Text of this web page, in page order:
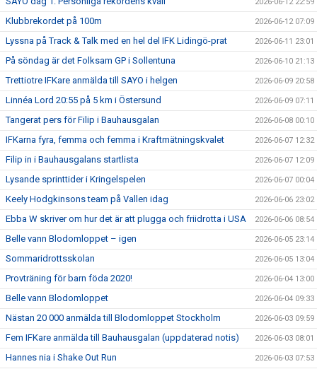
Klubbrekordet på 100m 2026-06-12 07:09
Lyssna på Track & Talk med en hel del IFK Lidingö-prat 2026-06-11 23:01
På söndag är det Folksam GP i Sollentuna 2026-06-10 21:13
Trettiotre IFKare anmälda till SAYO i helgen 2026-06-09 20:58
Linnéa Lord 20:55 på 5 km i Östersund 2026-06-09 07:11
Tangerat pers för Filip i Bauhausgalan 2026-06-08 00:10
IFKarna fyra, femma och femma i Kraftmätningskvalet 2026-06-07 12:32
Filip in i Bauhausgalans startlista 2026-06-07 12:09
Lysande sprinttider i Kringelspelen 2026-06-07 00:04
Keely Hodgkinsons team på Vallen idag 2026-06-06 23:02
Ebba W skriver om hur det är att plugga och friidrotta i USA 2026-06-06 08:54
Belle vann Blodomloppet – igen 2026-06-05 23:14
Sommaridrottsskolan 2026-06-05 13:04
Provträning för barn föda 2020! 2026-06-04 13:00
Belle vann Blodomloppet 2026-06-04 09:33
Nästan 20 000 anmälda till Blodomloppet Stockholm 2026-06-03 09:59
Fem IFKare anmälda till Bauhausgalan (uppdaterad notis) 2026-06-03 08:01
Hannes nia i Shake Out Run 2026-06-03 07:53